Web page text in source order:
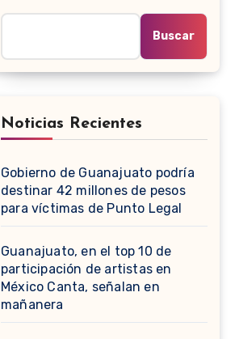
Buscar
Noticias Recientes
Gobierno de Guanajuato podría
destinar 42 millones de pesos
para víctimas de Punto Legal
Guanajuato, en el top 10 de
participación de artistas en
México Canta, señalan en
mañanera